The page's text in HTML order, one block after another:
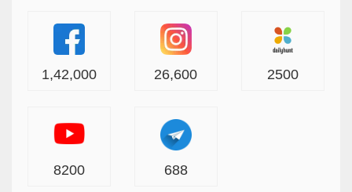
1,42,000 26,600 2500
8200 688